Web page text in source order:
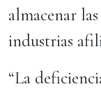
almacenar
industrias
“La